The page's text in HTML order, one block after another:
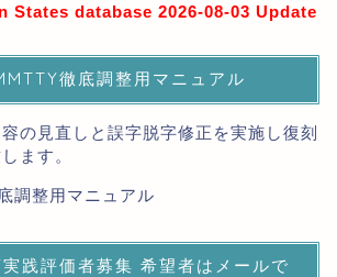
States database 2026-08-03 Update
徹底調整用マニュアル
の見直しと誤字脱字修正を実施し復刻
ます。
調整用マニュアル
践評価者募集 希望者はメールで